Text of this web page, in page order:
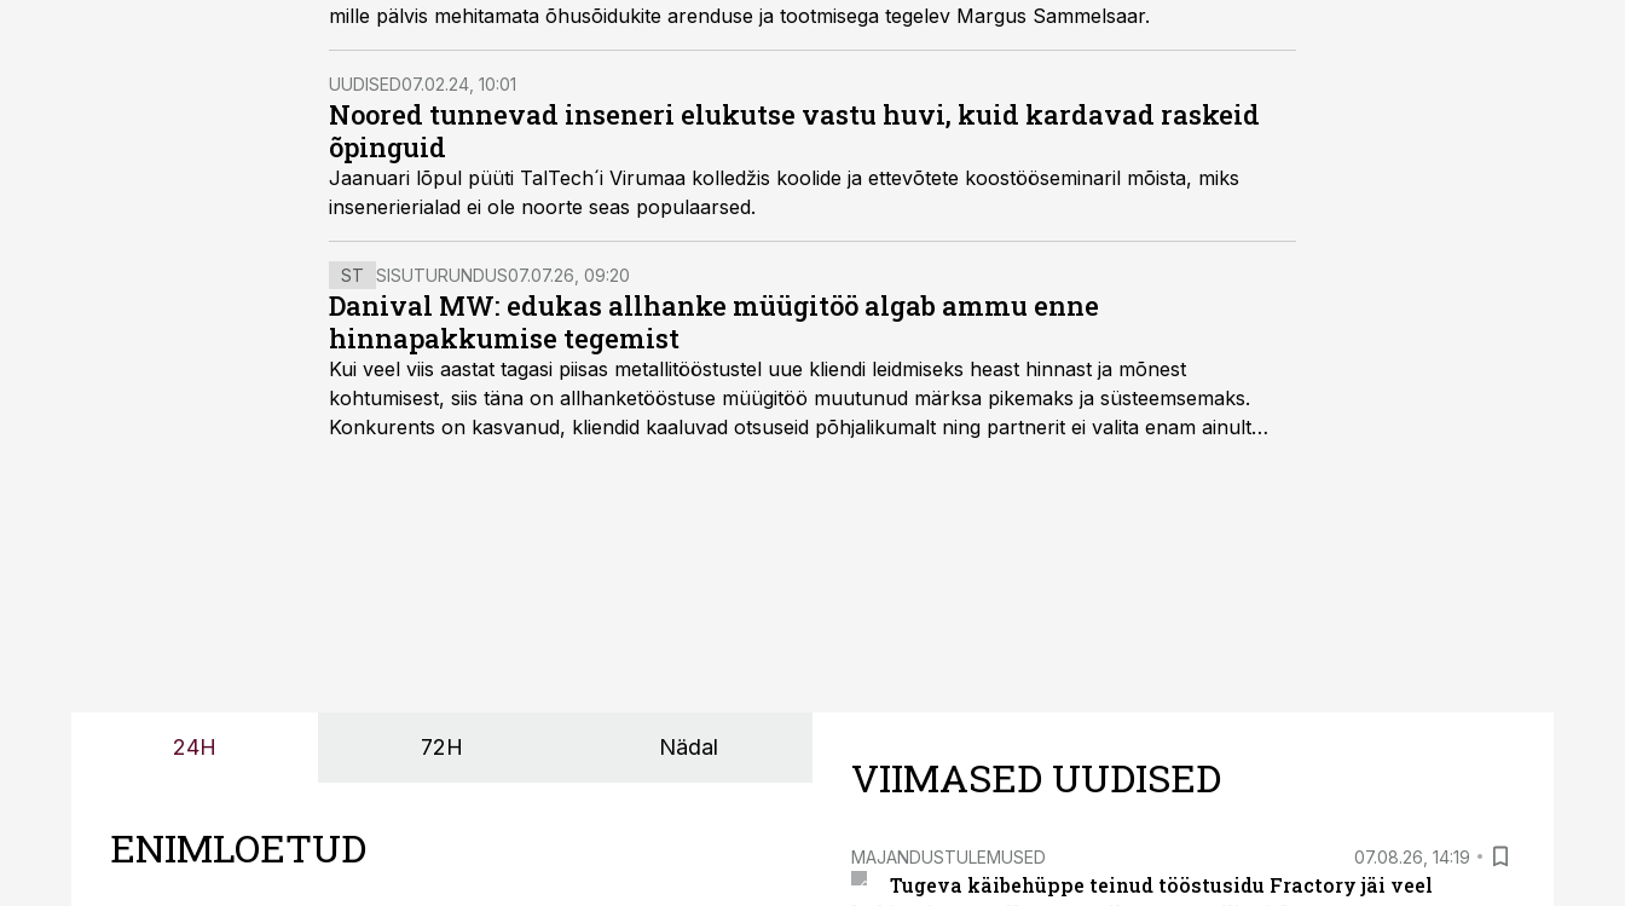
mille pälvis mehitamata õhusõidukite arenduse ja tootmisega tegelev Margus Sammelsaar.
UUDISED07.02.24, 10:01
Noored tunnevad inseneri elukutse vastu huvi, kuid kardavad raskeid
õpinguid
Jaanuari lõpul püüti TalTech´i Virumaa kolledžis koolide ja ettevõtete koostööseminaril mõista, miks
insenerierialad ei ole noorte seas populaarsed.
ST SISUTURUNDUS07.07.26, 09:20
Danival MW: edukas allhanke müügitöö algab ammu enne
hinnapakkumise tegemist
Kui veel viis aastat tagasi piisas metallitööstustel uue kliendi leidmiseks heast hinnast ja mõnest
kohtumisest, siis täna on allhanketööstuse müügitöö muutunud märksa pikemaks ja süsteemsemaks.
Konkurents on kasvanud, kliendid kaaluvad otsuseid põhjalikumalt ning partnerit ei valita enam ainult
24H 72H Nädal
ENIMLOETUD
VIIMASED UUDISED
MAJANDUSTULEMUSED 07.08.26, 14:19
Tugeva käibehüppe teinud tööstusidu Fractory jäi veel